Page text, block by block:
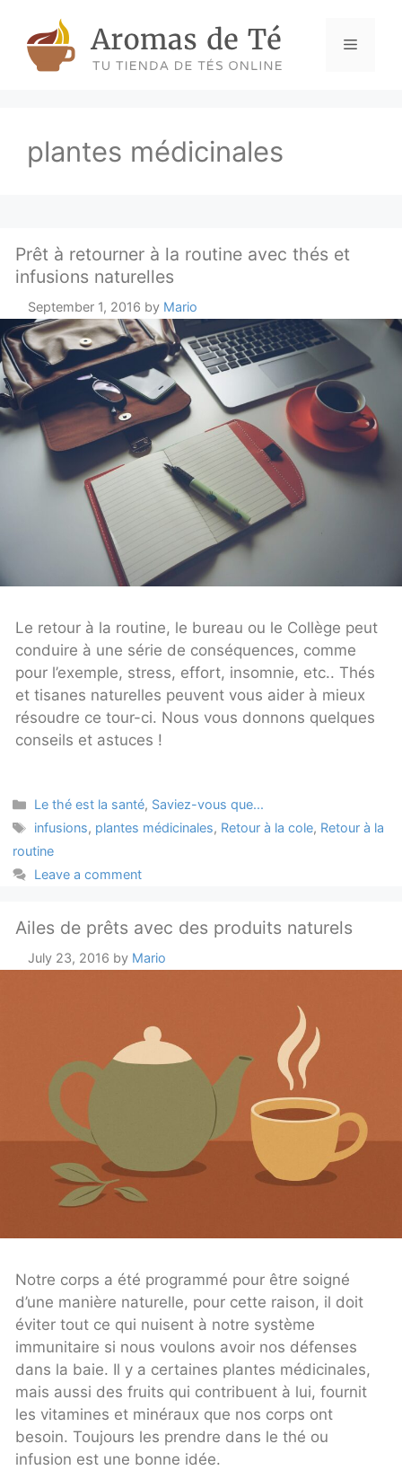
content
Menu
plantes médicinales
Prêt à retourner à la routine avec thés et
infusions naturelles
September 1, 2016 by Mario
Le retour à la routine, le bureau ou le Collège peut
conduire à une série de conséquences, comme
pour l’exemple, stress, effort, insomnie, etc.. Thés
et tisanes naturelles peuvent vous aider à mieux
résoudre ce tour-ci. Nous vous donnons quelques
conseils et astuces !
Categories
Le thé est la santé, Saviez-vous que...
Tags
infusions, plantes médicinales, Retour à la cole, Retour à la
routine
Leave a comment
Ailes de prêts avec des produits naturels
July 23, 2016 by Mario
Notre corps a été programmé pour être soigné
d’une manière naturelle, pour cette raison, il doit
éviter tout ce qui nuisent à notre système
immunitaire si nous voulons avoir nos défenses
dans la baie. Il y a certaines plantes médicinales,
mais aussi des fruits qui contribuent à lui, fournit
les vitamines et minéraux que nos corps ont
besoin. Toujours les prendre dans le thé ou
infusion est une bonne idée.